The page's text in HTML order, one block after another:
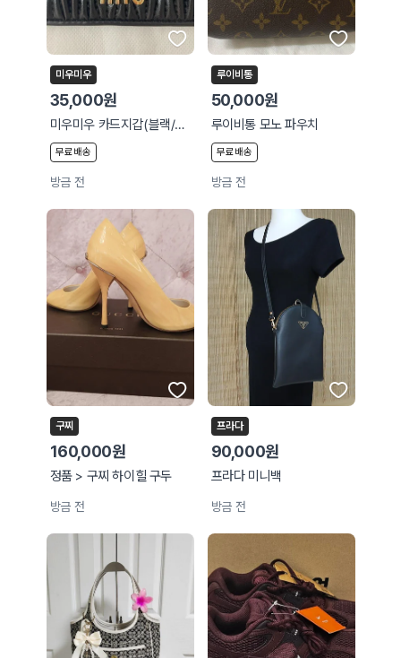
미우미우
35,000원
미우미우 카드지갑(블랙/핑크)
무료배송
방금 전
루이비통
50,000원
루이비통 모노 파우치
무료배송
방금 전
구찌
160,000원
정품 > 구찌 하이힐 구두
방금 전
프라다
90,000원
프라다 미니백
방금 전